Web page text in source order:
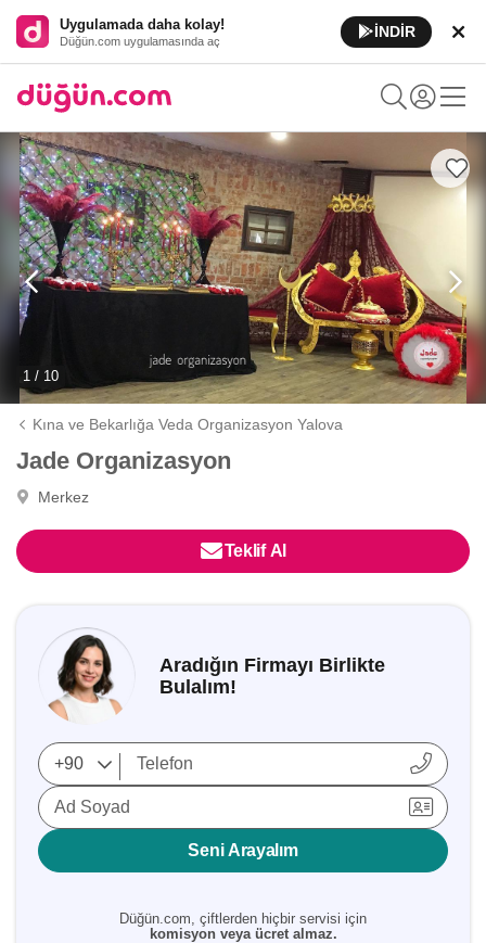
Uygulamada daha kolay!
Düğün.com uygulamasında aç
İNDİR
1 / 10
Kına ve Bekarlığa Veda Organizasyon Yalova
Jade Organizasyon
Merkez
Teklif Al
Aradığın Firmayı Birlikte
Bulalım!
Ad Soyad
Seni Arayalım
Düğün.com, çiftlerden hiçbir servisi için
komisyon veya ücret almaz.